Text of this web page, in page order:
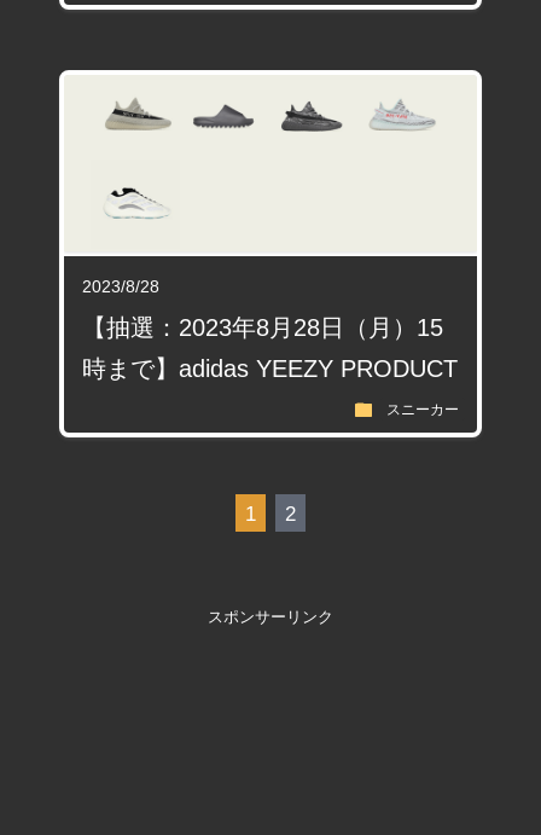
2023/8/28
【抽選：2023年8月28日（月）15
時まで】adidas YEEZY PRODUCT
folder スニーカー
1 2
スポンサーリンク